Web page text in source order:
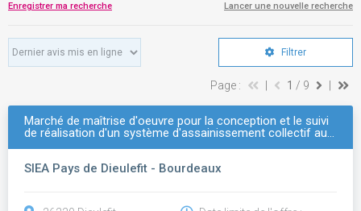
Enregistrer ma recherche Lancer une nouvelle recherche
Filtrer
Page : 1 / 9
Marché de maîtrise d'oeuvre pour la conception et le suivi
de réalisation d'un système d'assainissement collectif au…
SIEA Pays de Dieulefit - Bourdeaux